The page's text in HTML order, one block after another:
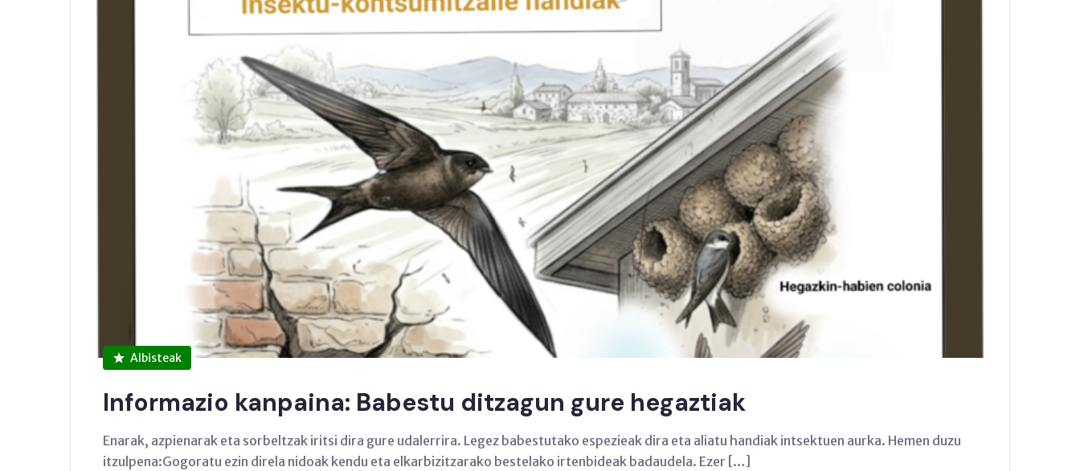
Albisteak
Informazio kanpaina: Babestu ditzagun gure hegaztiak
Enarak, azpienarak eta sorbeltzak iritsi dira gure udalerrira. Legez babestutako espezieak dira eta aliatu handiak intsektuen aurka. Hemen duzu
itzulpena:Gogoratu ezin direla nidoak kendu eta elkarbizitzarako bestelako irtenbideak badaudela. Ezer […]